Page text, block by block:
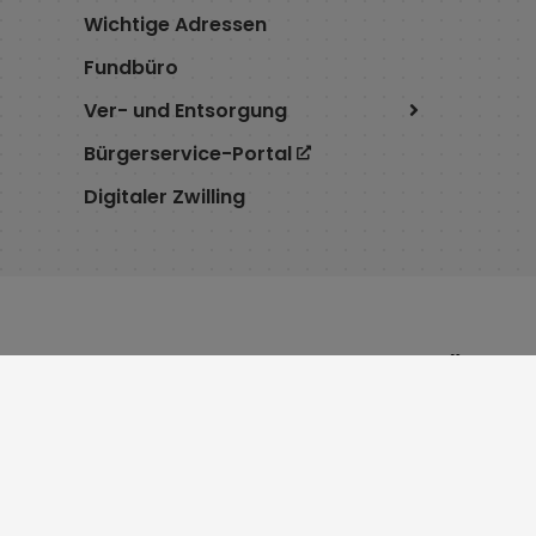
Wichtige Adressen
Fundbüro
Ver- und Entsorgung
Bürgerservice-Portal
Digitaler Zwilling